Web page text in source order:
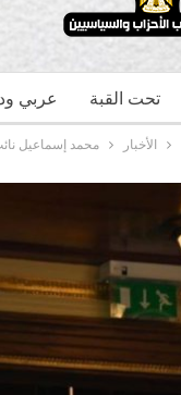
عربي تحت القبة
الأخبار محمد إسماعيل